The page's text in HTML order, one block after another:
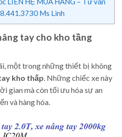
Ms Linh
tay cho kho tầng
một trong những thiết bị không
kho thấp. Những chiếc xe này
gian mà còn tối ưu hóa sự an
và hàng hóa.